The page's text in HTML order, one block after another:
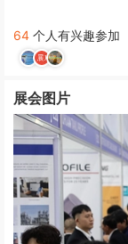
64 个人有兴趣参加
展会图片